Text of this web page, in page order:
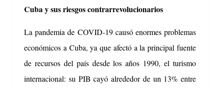
Cuba y sus riesgos contrarrevolucionarios
La pandemia de COVID-19 causó enormes problemas
económicos a Cuba, ya que afectó a la principal fuente
de recursos del país desde los años 1990, el turismo
internacional: su PIB cayó alrededor de un 13% entre